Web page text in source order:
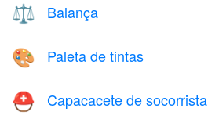
⚖️ Balança
🎨 Paleta de tintas
⛑️ Capacacete de socorrista